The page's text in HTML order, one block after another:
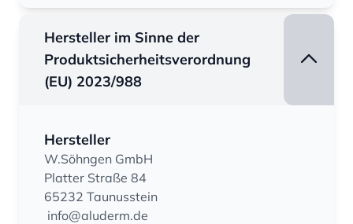
Hersteller im Sinne der
Produktsicherheitsverordnung
(EU) 2023/988
Hersteller
W.Söhngen GmbH
Platter Straße 84
65232 Taunusstein
info@aluderm.de